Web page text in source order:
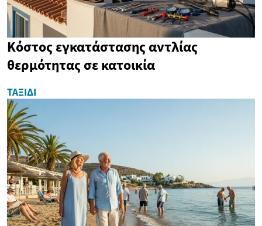
Κόστος εγκατάστασης αντλίας
θερμότητας σε κατοικία
ΤΑΞΊΔΙ